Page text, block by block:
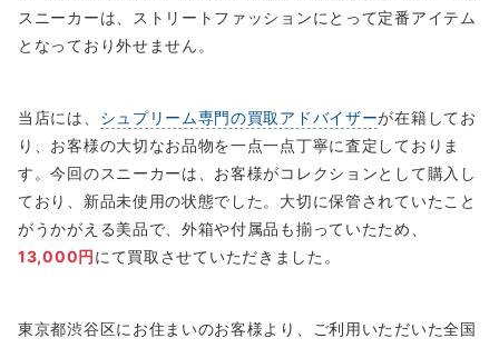
スニーカーは、ストリートファッションにとって定番アイテム
となっており外せません。
当店には、 シュプリーム専門の買取アドバイザーが在籍してお
り、お客様の大切なお品物を一点一点丁寧に査定しておりま
す。今回のスニーカーは、お客様がコレクションとして購入し
ており、新品未使用の状態でした。大切に保管されていたこと
がうかがえる美品で、外箱や付属品も揃っていたため、
13,000円にて買取させていただきました。
東京都渋谷区にお住まいのお客様より、ご利用いただいた全国